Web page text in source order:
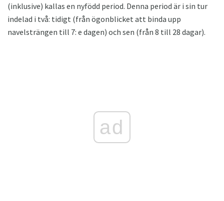
(inklusive) kallas en nyfödd period. Denna period är i sin tur
indelad i två: tidigt (från ögonblicket att binda upp
navelsträngen till 7: e dagen) och sen (från 8 till 28 dagar).
ad